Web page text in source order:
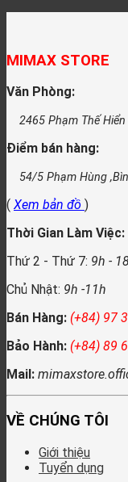
MIMAX STORE
Văn Phòng:
2465 Phạm Thế
Điểm bán hàng:
54/5 Phạm Hùng
( Xem bản đồ )
Thời Gian Làm Việc:
Thứ 2 - Thứ 7: 9h -
Chủ Nhật: 9h -11h
Bán Hàng: (+84) 97
Bảo Hành: (+84) 89
Mail:
VỀ CHÚNG TÔI
Giới thiệu
Tuyển dụng